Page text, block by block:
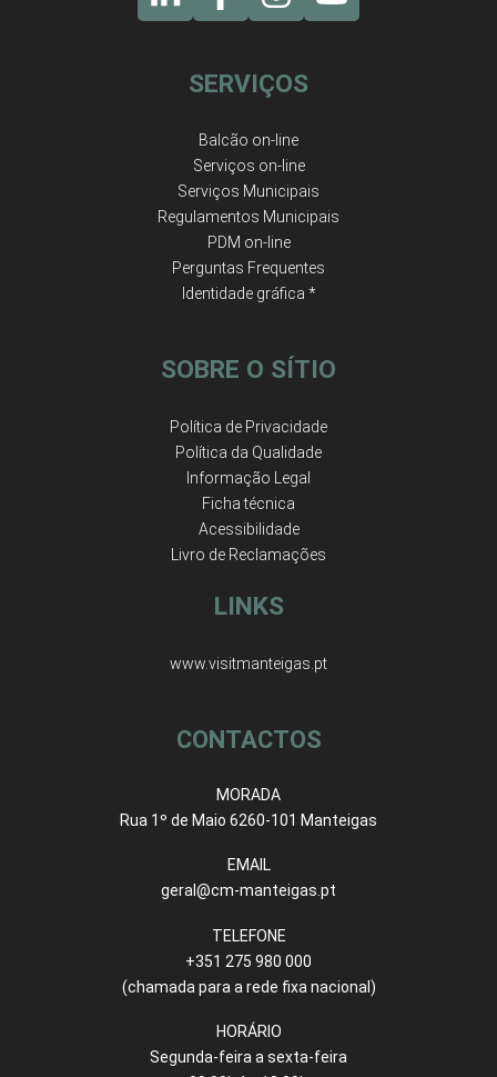
SERVIÇOS
Balcão on-line
Serviços on-line
Serviços Municipais
Regulamentos Municipais
PDM on-line
Perguntas Frequentes
Identidade gráfica *
SOBRE O SÍTIO
Política de Privacidade
Política da Qualidade
Informação Legal
Ficha técnica
Acessibilidade
Livro de Reclamações
LINKS
www.visitmanteigas.pt
CONTACTOS
MORADA
Rua 1º de Maio 6260-101 Manteigas
EMAIL
geral@cm-manteigas.pt
TELEFONE
+351 275 980 000
(chamada para a rede fixa nacional)
HORÁRIO
Segunda-feira a sexta-feira